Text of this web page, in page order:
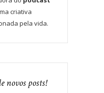
criativa
pela vida.
novos posts!